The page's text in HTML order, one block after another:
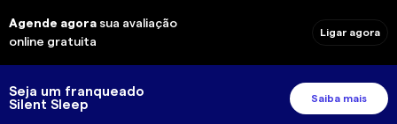
Agende agora sua avaliação
online gratuita
Ligar agora
Seja um franqueado
Silent Sleep
Saiba mais